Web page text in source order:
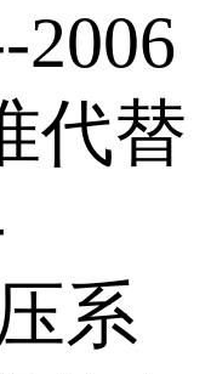
2006
代替
系